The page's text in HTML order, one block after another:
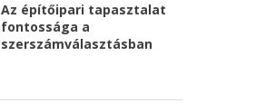
Az építőipari tapasztalat
fontossága a
szerszámválasztásban